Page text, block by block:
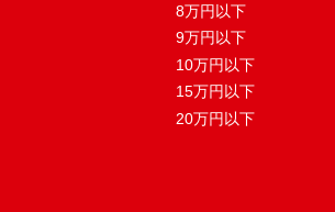
8万円以下
9万円以下
10万円以下
15万円以下
20万円以下